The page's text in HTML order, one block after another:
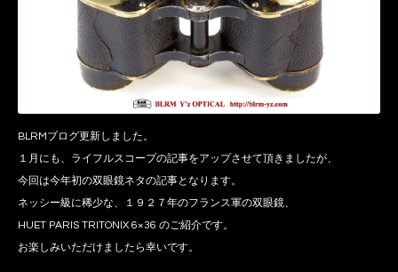
BLRMブログ更新しました。
１月にも、ライフルスコープの記事をアップさせて頂きましたが、
今回は今年初の双眼鏡ネタの記事となります。
ネッシー級に稀少な、１９２７年のフランス軍の双眼鏡、
HUET PARIS TRITONIX 6×36 のご紹介です。
お楽しみいただけましたら幸いです。